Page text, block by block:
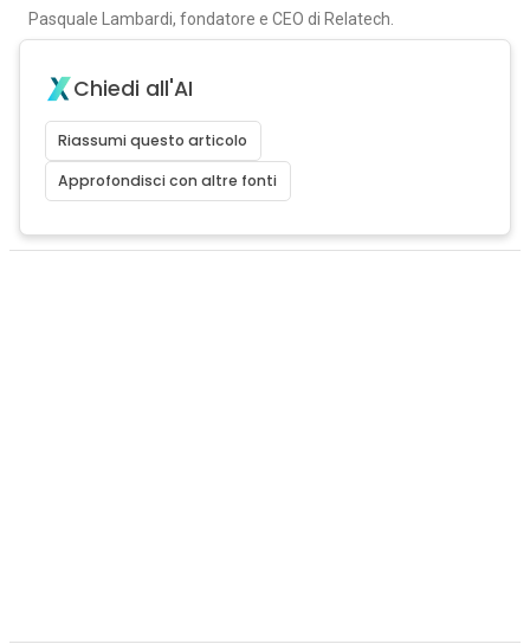
Pasquale Lambardi, fondatore e CEO di Relatech.
Chiedi all'AI
Riassumi questo articolo
Approfondisci con altre fonti